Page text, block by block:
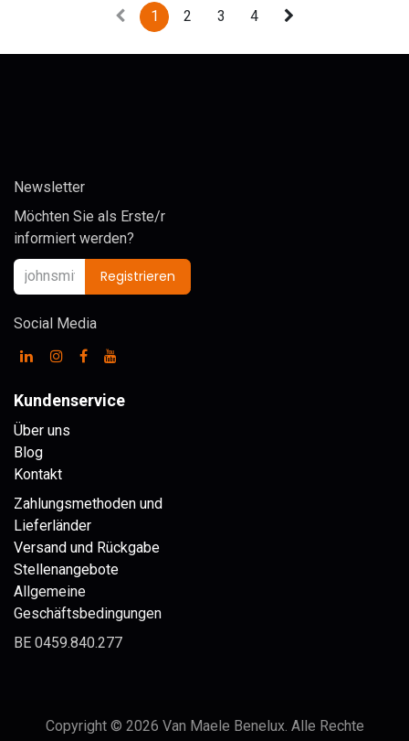
1 2 3 4
Newsletter
Möchten Sie als Erste/r
informiert werden?
Registrieren
Social Media
Kundenservice
Über uns
Blog
Kontakt
Zahlungsmethoden und
Lieferländer
Versand und Rückgabe
Stellenangebote
Allgemeine
Geschäftsbedingungen
BE 0459.840.277
Copyright © 2026 Van Maele Benelux. Alle Rechte